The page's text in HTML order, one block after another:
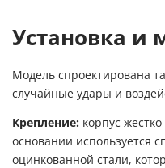
Установка и
Модель спроектирована
случайные удары и
Крепление: корпус
основании используется
оцинкованной стали,